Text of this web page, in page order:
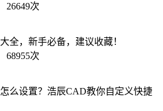
26649次
全，新手必备，建议收藏！
68955次
么设置？浩辰CAD教你自定义快捷